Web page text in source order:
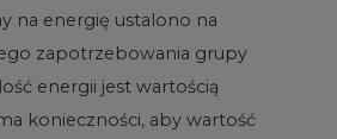
na energię ustalono na
zapotrzebowania grupy
energii jest wartością
konieczności, aby wartość